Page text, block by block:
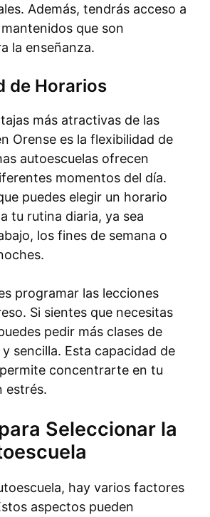
Además, tendrás acceso a
que son
la enseñanza.
de Horarios
más atractivas de las
Orense es la flexibilidad de
autoescuelas ofrecen
momentos del día.
puedes elegir un horario
tu rutina diaria, ya sea
los fines de semana o
programar las lecciones
Si sientes que necesitas
pedir más clases de
sencilla. Esta capacidad de
concentrarte en tu
estrés.
Seleccionar la
hay varios factores
aspectos pueden